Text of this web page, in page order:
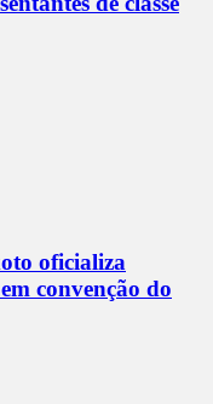
oficializa
convenção do